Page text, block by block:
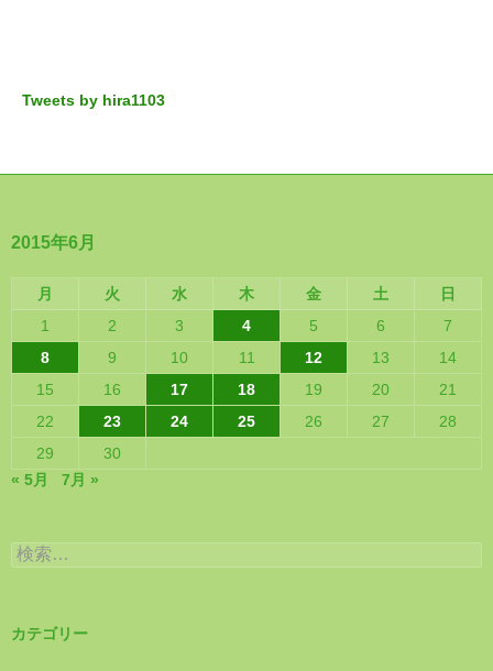
Tweets by hira1103
2015年6月
月 火 水 木 金 土
日
1
2 3 4 5 6
7
8
9 10 11 12 13
14
15
16 17 18 19 20
21
22
23 24 25 26 27
28
29
30
« 5月
7月 »
検
索:
カテゴリー